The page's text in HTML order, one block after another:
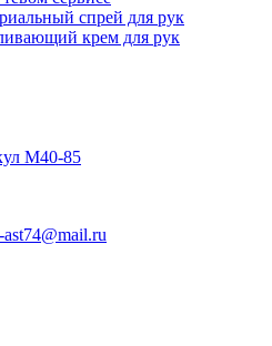
спрей для рук
крем для рук
М40-85
ast74@mail.ru